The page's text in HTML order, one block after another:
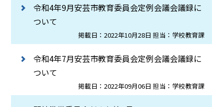
令和4年9月安芸市教育委員会定例会議会議録に
ついて
掲載日：2022年10月28日 担当：学校教育課
令和4年7月安芸市教育委員会定例会議会議録に
ついて
掲載日：2022年09月06日 担当：学校教育課